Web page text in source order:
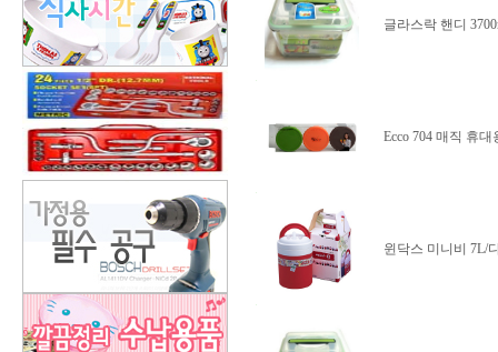
글라스락 핸디
Ecco 704 매직 휴
윈닥스 미니비 7L/